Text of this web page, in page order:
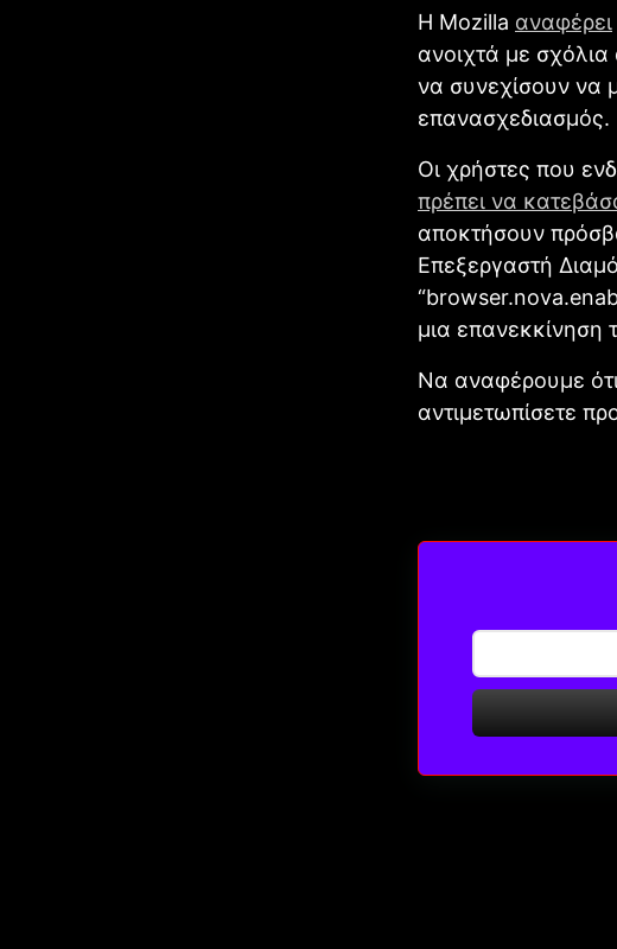
Η Mozilla αναφέρει
ανοιχτά με σχόλια
να συνεχίσουν να
επανασχεδιασμός.
Οι χρήστες που
πρέπει να
αποκτήσουν
Επεξεργαστή
μια επανεκκίνηση
Να αναφέρουμε ότι
αντιμετωπίσετε